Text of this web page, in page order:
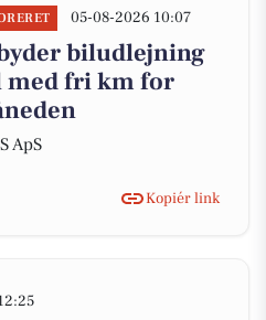
05-08-2026 10:07
biludlejning
med fri km for
ApS
Kopiér link